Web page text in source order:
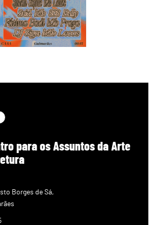
para os Assuntos da Arte
Borges de Sá,